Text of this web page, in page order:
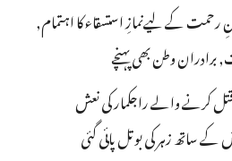
رحمت کے لیےنمازِ استسقاء کا اہتمام,
برادران وطن بھی پہنچے
میں 6 ا فراد کا قتل کرنے والے راجکمار کی نعش
ساتھ زہر کی بوتل پائی گئی